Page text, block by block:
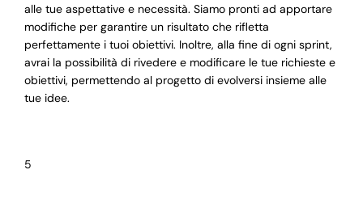
alle tue aspettative e necessità. Siamo pronti ad apportare
modifiche per garantire un risultato che rifletta
perfettamente i tuoi obiettivi. Inoltre, alla fine di ogni sprint,
avrai la possibilità di rivedere e modificare le tue richieste e
obiettivi, permettendo al progetto di evolversi insieme alle
tue idee.
5